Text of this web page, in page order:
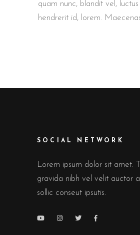
quam nunc, blandit vel, luctus
hendrerit id, lorem.
SOCIAL NETWORK
Lorem ipsum dolor sit amet.
gravida nibh vel velit auctor
sollic conseut ipsutis.